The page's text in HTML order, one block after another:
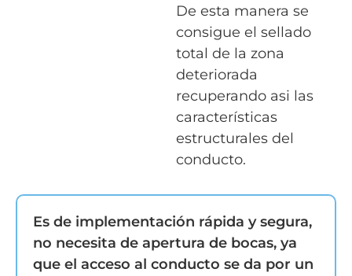
De esta manera se
consigue el sellado
total de la zona
deteriorada
recuperando asi las
características
estructurales del
conducto.
Es de implementación rápida y segura,
no necesita de apertura de bocas, ya
que el acceso al conducto se da por un